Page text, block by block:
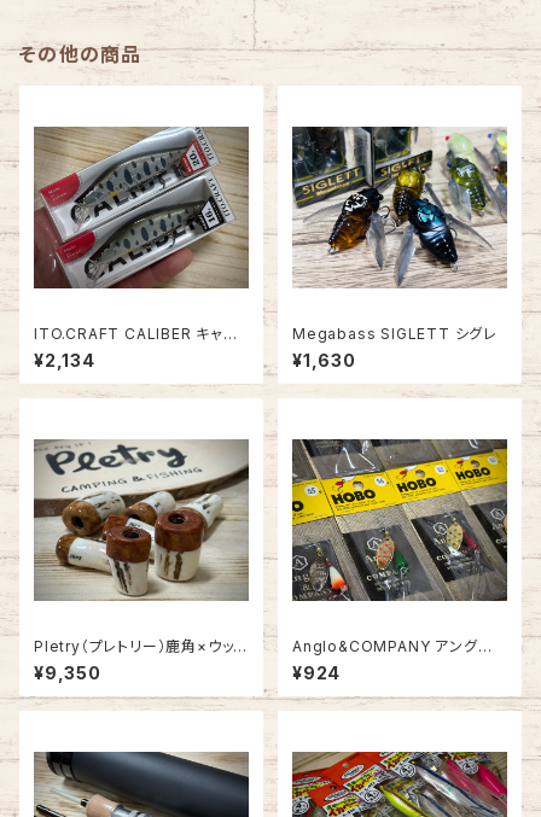
その他の商品
ITO.CRAFT CALIBER キャリ
バー 85S/85HS【2026Ver.】
¥2,134
Megabass SIGLETT シグレ
¥1,630
Pletry（プレトリー）鹿角×ウッド
ノブ【1点モノ】
¥9,350
Anglo&COMPANY アングロ&
カンパニー HOBO SPINNER
5.5g
¥924